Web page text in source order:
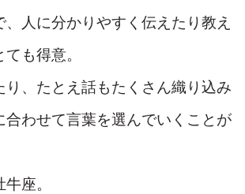
人に分かりやすく伝えたり教え
も得意。
り、たとえ話もたくさん織り込み
合わせて言葉を選んでいくことが
座。